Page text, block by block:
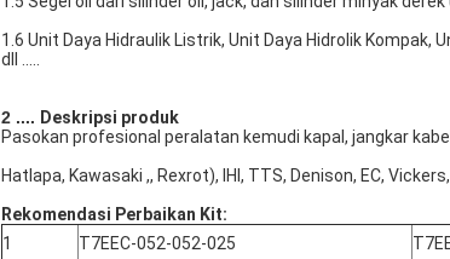
1.6 Unit Daya Hidraulik Listrik, Unit Daya Hidrolik Kompak,
dll .....
2 .... Deskripsi produk
Pasokan profesional peralatan kemudi kapal, jangkar
Hatlapa, Kawasaki ,, Rexrot), IHI, TTS, Denison, EC,
Rekomendasi Perbaikan Kit:
1
T7EEC-052-052-025